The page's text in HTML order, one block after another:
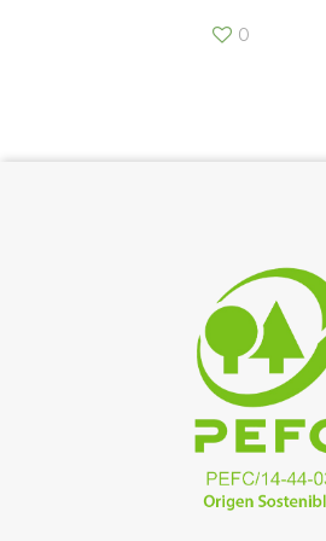
0